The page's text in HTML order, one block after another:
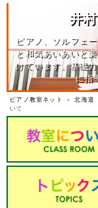
井
ピアノ、ソルフェ
と和気あいあいと
けています。基礎
に指
ピアノ教室ネット ＞北海道
いて